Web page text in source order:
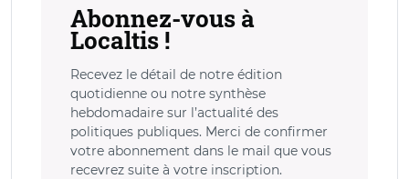
Abonnez-vous à
Localtis !
Recevez le détail de notre édition
quotidienne ou notre synthèse
hebdomadaire sur l’actualité des
politiques publiques. Merci de confirmer
votre abonnement dans le mail que vous
recevrez suite à votre inscription.